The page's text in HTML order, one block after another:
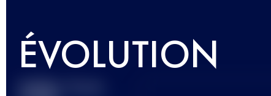
ÉVOLUTION
Meilleur Score